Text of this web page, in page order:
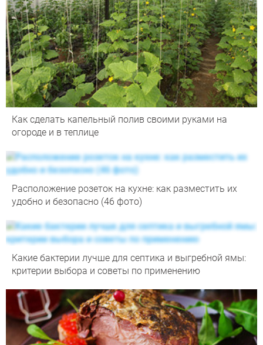
Как сделать капельный полив своими руками на
огороде и в теплице
Расположение розеток на кухне: как разместить их
удобно и безопасно (46 фото)
Какие бактерии лучше для септика и выгребной ямы:
критерии выбора и советы по применению